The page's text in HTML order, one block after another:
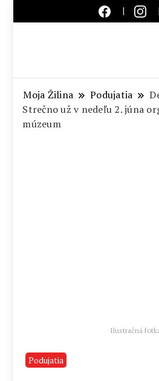
Slovensko
Moja Žilina Podujatia
Strečno už v nedeľu 2. júna
múzeum
Ilustračná
Podujatia